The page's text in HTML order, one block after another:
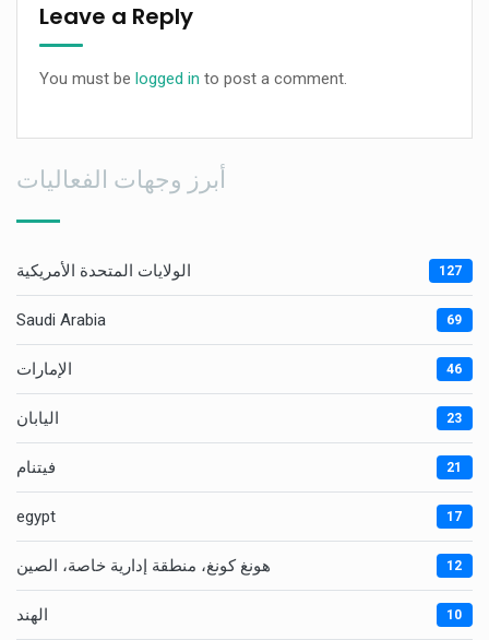
Leave a Reply
You must be logged in to post a comment.
أبرز وجهات الفعاليات
الولايات المتحدة الأمريكية 127
Saudi Arabia 69
الإمارات 46
اليابان 23
فيتنام 21
egypt 17
هونغ كونغ، منطقة إدارية خاصة، الصين 12
الهند 10